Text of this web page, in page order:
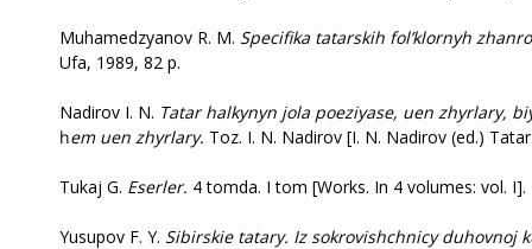
Muhamedzyanov R. M. Specifika tatarskih fol’klornyh
Ufa, 1989, 82 p.
Nadirov I. N. Tatar halkynyn jola poeziyase, uen zhyrlary,
һem uen zhyrlary. Toz. I. N. Nadirov [I. N. Nadirov (ed.)
Tukaj G. Eserler. 4 tomda. I tom [Works. In 4 volumes: vol. I].
Yusupov F. Y. Sibirskie tatary. Iz sokrovishchnicy duhovnoj